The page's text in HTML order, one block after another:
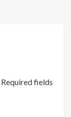
Required fields